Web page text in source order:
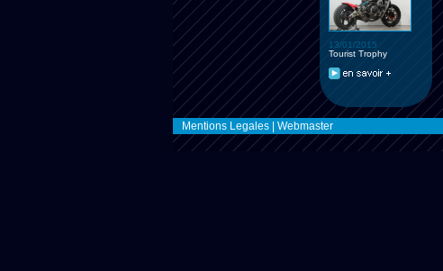
13/01/2015
Tourist Trophy
Mentions Legales Webmaster